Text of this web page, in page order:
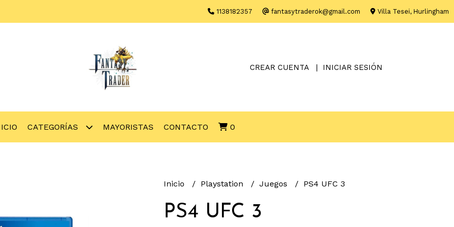
1138182357 fantasytraderok@gmail.com Villa Tesei, Hurlingham
CREAR CUENTA INICIAR SESIÓN
CATEGORÍAS MAYORISTAS CONTACTO 0
Inicio Playstation Juegos PS4 UFC 3
PS4 UFC 3